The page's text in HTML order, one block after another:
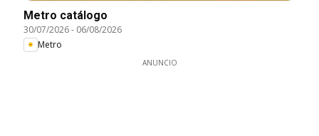
Metro catálogo
30/07/2026- 06/08/2026
Metro
ANUNCIO